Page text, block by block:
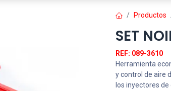
Productos
SET
REF: 089-3610
Herramienta
y control de aire
los inyectores